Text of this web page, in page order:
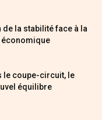
de la stabilité face à la
le coupe-circuit, le
équilibre